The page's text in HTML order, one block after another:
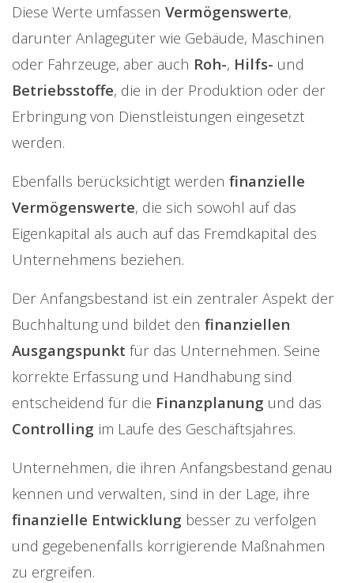
Diese Werte umfassen Vermögenswerte,
darunter Anlagegüter wie Gebäude, Maschinen
oder Fahrzeuge, aber auch Roh-, Hilfs- und
Betriebsstoffe, die in der Produktion oder der
Erbringung von Dienstleistungen eingesetzt
werden.
Ebenfalls berücksichtigt werden finanzielle
Vermögenswerte, die sich sowohl auf das
Eigenkapital als auch auf das Fremdkapital des
Unternehmens beziehen.
Der Anfangsbestand ist ein zentraler Aspekt der
Buchhaltung und bildet den finanziellen
Ausgangspunkt für das Unternehmen. Seine
korrekte Erfassung und Handhabung sind
entscheidend für die Finanzplanung und das
Controlling im Laufe des Geschäftsjahres.
Unternehmen, die ihren Anfangsbestand genau
kennen und verwalten, sind in der Lage, ihre
finanzielle Entwicklung besser zu verfolgen
und gegebenenfalls korrigierende Maßnahmen
zu ergreifen.